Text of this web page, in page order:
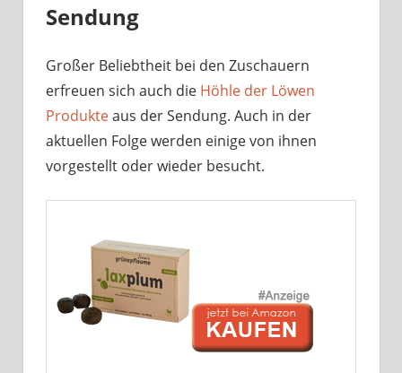
Sendung
Großer Beliebtheit bei den Zuschauern
erfreuen sich auch die Höhle der Löwen
Produkteaus der Sendung. Auch in der
aktuellen Folge werden einige von ihnen
vorgestellt oder wieder besucht.